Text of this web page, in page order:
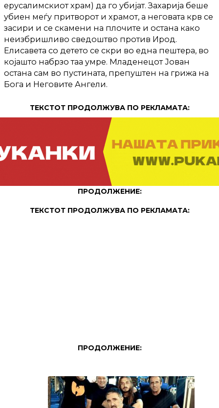
ерусалимскиот храм) да го убијат. Захарија беше
убиен меѓу притворот и храмот, а неговата крв се
засири и се скамени на плочите и остана како
неизбришливо сведоштво против Ирод.
Елисавета со детето се скри во една пештера, во
којашто набрзо таа умре. Младенецот Јован
остана сам во пустината, препуштен на грижа на
Бога и Неговите Ангели.
ТЕКСТОТ ПРОДОЛЖУВА ПО РЕКЛАМАТА:
ПРОДОЛЖЕНИЕ:
ТЕКСТОТ ПРОДОЛЖУВА ПО РЕКЛАМАТА:
ПРОДОЛЖЕНИЕ: